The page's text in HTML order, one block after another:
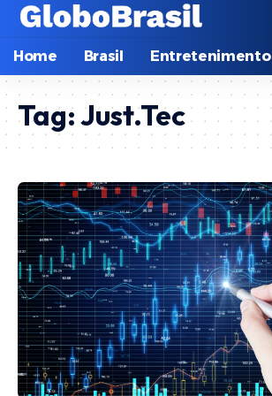
Home Brasil Entretenimento
Tag:Just.Tec